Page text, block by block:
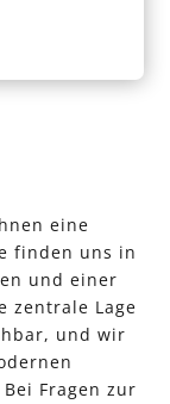
eine
finden uns in
und einer
zentrale Lage
und wir
Fragen zur